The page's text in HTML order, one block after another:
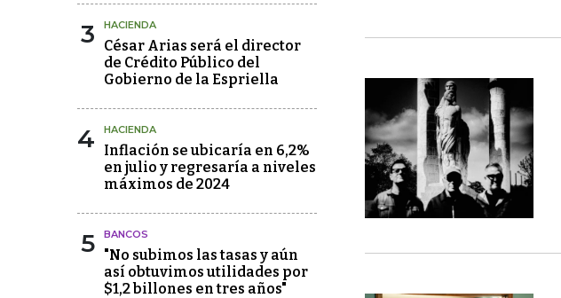
3 HACIENDA
César Arias será el director
de Crédito Público del
Gobierno de la Espriella
4 HACIENDA
Inflación se ubicaría en 6,2%
en julio y regresaría a niveles
máximos de 2024
5 BANCOS
"No subimos las tasas y aún
así obtuvimos utilidades por
$1,2 billones en tres años"